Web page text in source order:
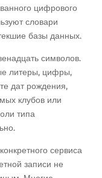
цифрового
словари
базы данных.
символов.
литеры, цифры,
дат рождения,
клубов или
типа
сервиса
записи не